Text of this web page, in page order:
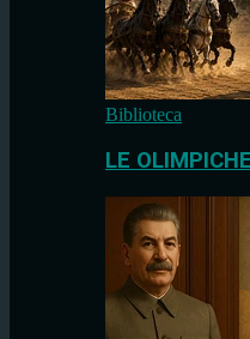
Biblioteca
LE